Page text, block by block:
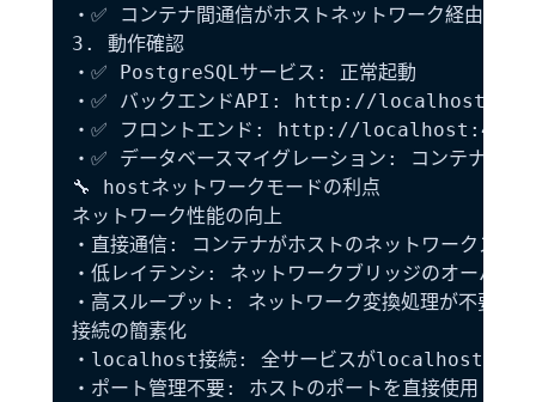
・✅ コンテナ間通信がホストネットワーク経由に変
3. 動作確認
・✅ PostgreSQLサービス: 正常起動
・✅ バックエンドAPI: http://
・✅ フロントエンド: http://localhost:4200
・✅ データベースマイグレーション: コンテナ内か
🔧 hostネットワークモードの利点
ネットワーク性能の向上
・直接通信: コンテナがホストのネットワークスタ
・低レイテンシ: ネットワークブリッジのオーバー
・高スループット: ネットワーク変換処理が不要
接続の簡素化
・localhost接続: 全サービスがlocalhostで相
・ポート管理不要: ホストのポートを直接使用